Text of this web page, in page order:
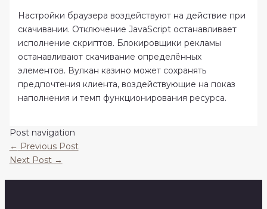
Настройки браузера воздействуют на действие при
скачивании. Отключение JavaScript останавливает
исполнение скриптов. Блокировщики рекламы
останавливают скачивание определённых
элементов. Вулкан казино может сохранять
предпочтения клиента, воздействующие на показ
наполнения и темп функционирования ресурса.
Post navigation
← Previous Post
Next Post →